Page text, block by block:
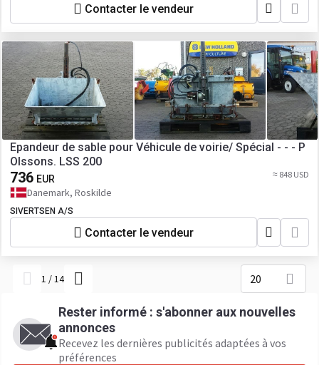
Contacter le vendeur
Epandeur de sable pour Véhicule de voirie/ Spécial - - - P
Olssons. LSS 200
736 EUR ≈ 848 USD
Danemark, Roskilde
SIVERTSEN A/S
Contacter le vendeur
1 /14 20
Rester informé : s'abonner aux nouvelles
annonces
Recevez les dernières publicités adaptées à vos
préférences